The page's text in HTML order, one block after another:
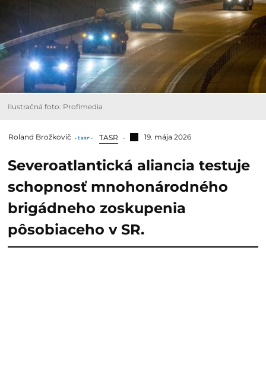
Ilustračná foto: Profimedia
Roland Brožkovič TASR 19. mája 2026
Severoatlantická aliancia testuje
schopnosť mnohonárodného
brigádneho zoskupenia
pôsobiaceho v SR.